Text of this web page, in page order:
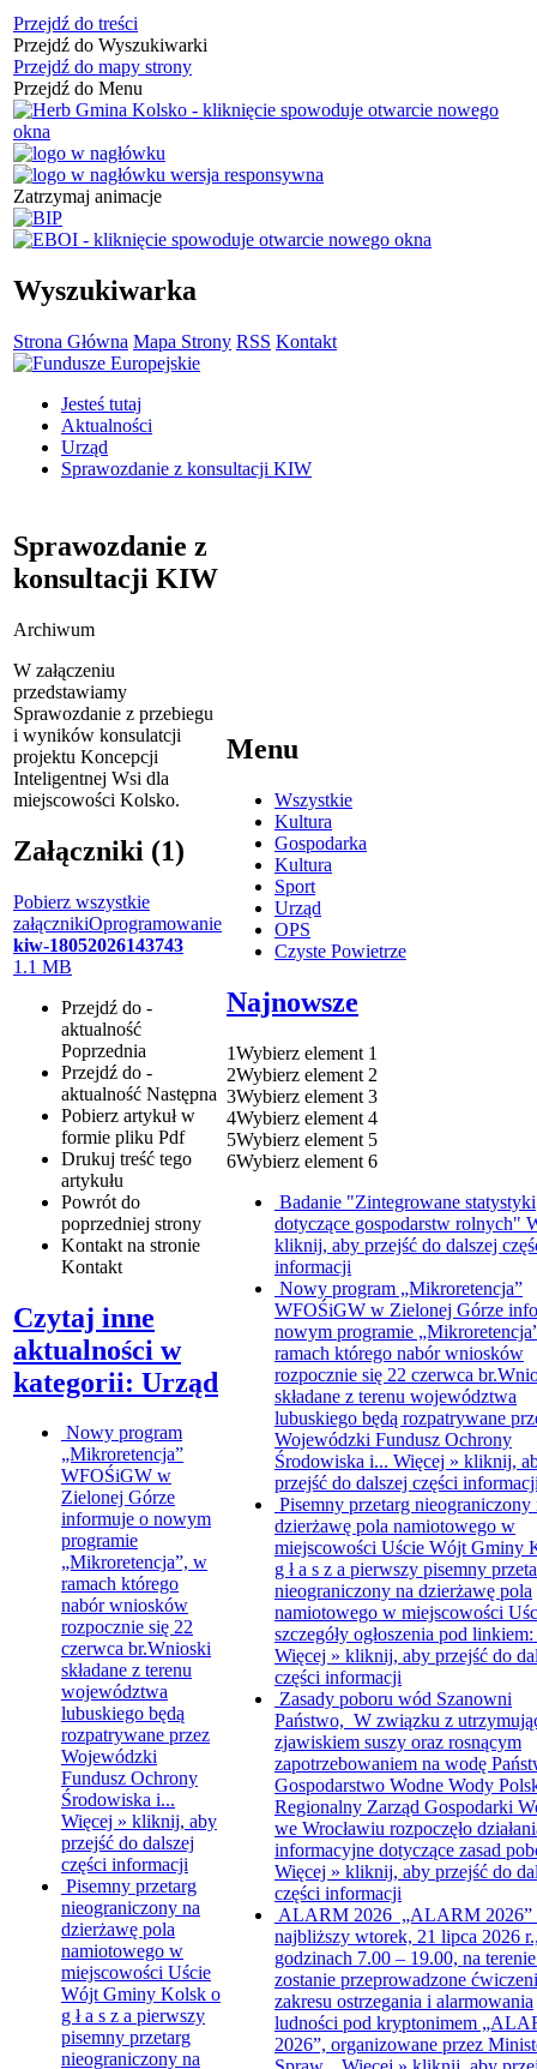
Przejdź do treści
Przejdź do Wyszukiwarki
Przejdź do mapy strony
Przejdź do Menu
Zatrzymaj animacje
Wyszukiwarka
Strona Główna Mapa Strony RSS Kontakt
Jesteś tutaj
Aktualności
Urząd
Sprawozdanie z konsultacji KIW
Sprawozdanie z
konsultacji KIW
Archiwum
W załączeniu
przedstawiamy
Sprawozdanie z przebiegu
i wyników konsulatcji
projektu Koncepcji
Inteligentnej Wsi dla
miejscowości Kolsko.
Załączniki (1)
Pobierz wszystkie
załącznikiOprogramowanie
kiw-18052026143743
1.1 MB
Przejdź do -
aktualność
Poprzednia
Przejdź do -
aktualność Następna
Pobierz artykuł w
formie pliku Pdf
Drukuj treść tego
artykułu
Powrót do
poprzedniej strony
Kontakt na stronie
Kontakt
Czytaj inne
aktualności w
kategorii: Urząd
Nowy program
„Mikroretencja”
WFOŚiGW w
Zielonej Górze
informuje o nowym
programie
„Mikroretencja”, w
ramach którego
nabór wniosków
rozpocznie się 22
czerwca br.Wnioski
składane z terenu
województwa
lubuskiego będą
rozpatrywane przez
Wojewódzki
Fundusz Ochrony
Środowiska i...
Więcej » kliknij, aby
przejść do dalszej
części informacji
Pisemny przetarg
nieograniczony na
dzierżawę pola
namiotowego w
miejscowości Uście
Wójt Gminy Kolsk o
g ł a s z a pierwszy
pisemny przetarg
nieograniczony na
Menu
Wszystkie
Kultura
Gospodarka
Kultura
Sport
Urząd
OPS
Czyste Powietrze
Najnowsze
1Wybierz element 1
2Wybierz element 2
3Wybierz element 3
4Wybierz element 4
5Wybierz element 5
6Wybierz element 6
Badanie "Zintegrowane statystyki
dotyczące gospodarstw rolnych"
kliknij, aby przejść do dalszej
informacji
Nowy program „Mikroretencja”
WFOŚiGW w Zielonej Górze
nowym programie
ramach którego nabór wniosków
rozpocznie się 22 czerwca
składane z terenu województwa
lubuskiego będą rozpatrywane
Wojewódzki Fundusz Ochrony
Środowiska i... Więcej » kliknij,
przejść do dalszej części
Pisemny przetarg nieograniczony
dzierżawę pola namiotowego w
miejscowości Uście Wójt Gminy
g ł a s z a pierwszy pisemny
nieograniczony na dzierżawę pola
namiotowego w miejscowości
szczegóły ogłoszenia pod
Więcej » kliknij, aby przejść do
części informacji
Zasady poboru wód Szanowni
Państwo, W związku z
zjawiskiem suszy oraz rosnącym
zapotrzebowaniem na wodę
Gospodarstwo Wodne Wody
Regionalny Zarząd Gospodarki
we Wrocławiu rozpoczęło
informacyjne dotyczące zasad
Więcej » kliknij, aby przejść do
części informacji
ALARM 2026 „ALARM
najbliższy wtorek, 21 lipca 2026
godzinach 7.00 – 19.00, na
zostanie przeprowadzone
zakresu ostrzegania i alarmowania
ludności pod kryptonimem
2026”, organizowane przez